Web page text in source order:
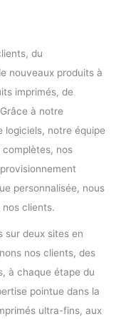
du
nouveaux produits à
imprimés, de
à notre
logiciels, notre équipe
complètes, nos
personnalisée, nous
clients.
sur deux sites en
nos clients, des
à chaque étape du
pointue dans la
ultra-fins, aux